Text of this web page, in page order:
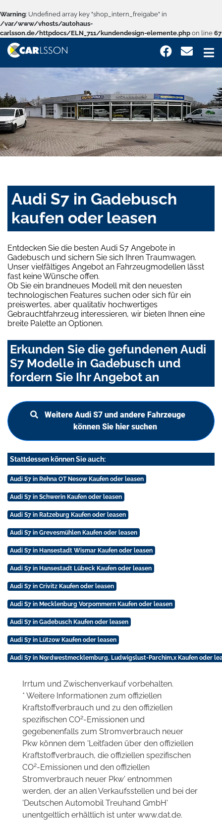
Warning: Undefined array key "shop_intern_freigabe" in
/var/www/vhosts/autohaus-
carlsson.de/httpdocs/ELN_711/kundendesign-elemente.php on line 67
Audi S7 in Gadebusch
kaufen oder leasen
Entdecken Sie die besten Audi S7 Angebote in
Gadebusch und sichern Sie sich Ihren Traumwagen.
Unser vielfältiges Angebot an Fahrzeugmodellen lässt
fast keine Wünsche offen.
Ob Sie ein brandneues Modell mit den neuesten
technologischen Features suchen oder sich für ein
preiswertes, aber qualitativ hochwertiges
Gebrauchtfahrzeug interessieren, wir bieten Ihnen eine
breite Palette an Optionen.
Erkunden Sie die gefundenen Audi
S7 Modelle in Gadebusch und
fordern Sie Ihr Angebot an
Weitere Audi S7 und andere Fahrzeuge
können Sie hier suchen
Stattdessen können Sie auch:
Audi S7 in Rehna OT Nesow Kaufen oder leasen
Audi S7 in Schwerin Kaufen oder leasen
Audi S7 in Ratzeburg Kaufen oder leasen
Audi S7 in Grevesmühlen Kaufen oder leasen
Audi S7 in Hansestadt Wismar Kaufen oder leasen
Audi S7 in Hansestadt Lübeck Kaufen oder leasen
Audi S7 in Crivitz Kaufen oder leasen
Audi S7 in Mecklenburg Vorpommern Kaufen oder leasen
Audi S7 in Gadebusch Kaufen oder leasen
Audi S7 in Lützow Kaufen oder leasen
Audi S7 in Nordwestmecklemburg, Ludwigslust-Parchim,x Kaufen oder
Irrtum und Zwischenverkauf vorbehalten.
* Weitere Informationen zum offiziellen
Kraftstoffverbrauch und zu den offiziellen
spezifischen CO2-Emissionen und
gegebenenfalls zum Stromverbrauch neuer
Pkw können dem 'Leitfaden über den offiziellen
Kraftstoffverbrauch, die offiziellen spezifischen
CO2-Emissionen und den offiziellen
Stromverbrauch neuer Pkw' entnommen
werden, der an allen Verkaufsstellen und bei der
'Deutschen Automobil Treuhand GmbH'
unentgeltlich erhältlich ist unter www.dat.de.